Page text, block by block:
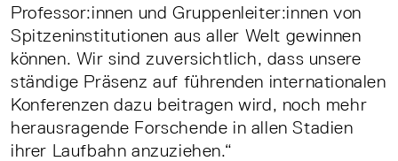
Professor:innen und Gruppenleiter:innen von
Spitzeninstitutionen aus aller Welt gewinnen
können. Wir sind zuversichtlich, dass unsere
ständige Präsenz auf führenden internationalen
Konferenzen dazu beitragen wird, noch mehr
herausragende Forschende in allen Stadien
ihrer Laufbahn anzuziehen.“